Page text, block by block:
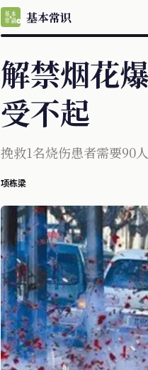
基本常识
解禁烟花
受不起
挽救1名烧伤患者需要90
项栋梁